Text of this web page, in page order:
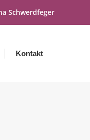
Schwerdfeger
Kontakt